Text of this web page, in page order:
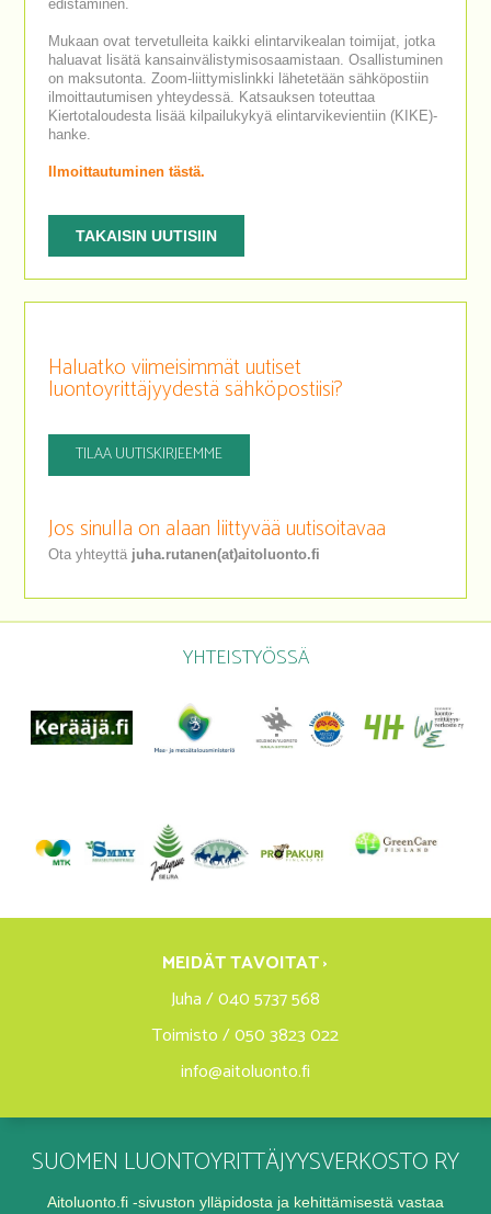
edistäminen.
Mukaan ovat tervetulleita kaikki elintarvikealan toimijat, jotka
haluavat lisätä kansainvälistymisosaamistaan. Osallistuminen
on maksutonta. Zoom-liittymislinkki lähetetään sähköpostiin
ilmoittautumisen yhteydessä. Katsauksen toteuttaa
Kiertotaloudesta lisää kilpailukykyä elintarvikevientiin (KIKE)-
hanke.
Ilmoittautuminen tästä.
TAKAISIN UUTISIIN
Haluatko viimeisimmät uutiset
luontoyrittäjyydestä sähköpostiisi?
TILAA UUTISKIRJEEMME
Jos sinulla on alaan liittyvää uutisoitavaa
Ota yhteyttä juha.rutanen(at)aitoluonto.fi
YHTEISTYÖSSÄ
MEIDÄT TAVOITAT ›
Juha / 040 5737 568
Toimisto / 050 3823 022
info@aitoluonto.fi
SUOMEN LUONTOYRITTÄJYYSVERKOSTO RY
Aitoluonto.fi -sivuston ylläpidosta ja kehittämisestä vastaa